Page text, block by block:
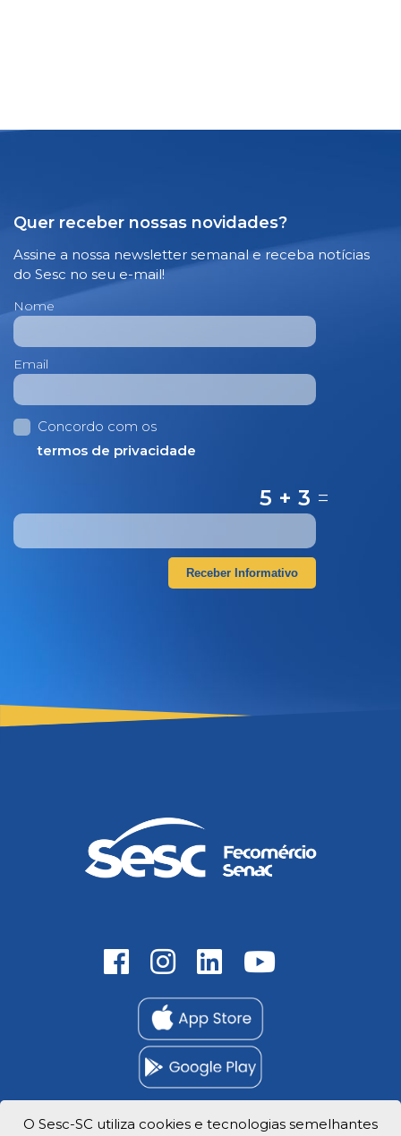
Quer receber nossas novidades?
Assine a nossa newsletter semanal e receba notícias
do Sesc no seu e-mail!
Nome
Email
Concordo com os
termos de privacidade
5 + 3 =
Receber Informativo
O Sesc-SC utiliza cookies e tecnologias semelhantes